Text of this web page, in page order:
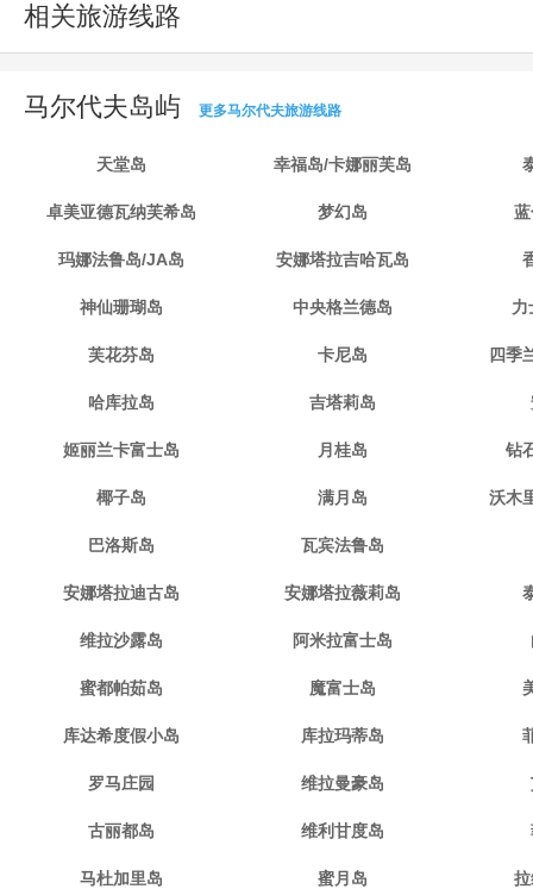
相关旅游线路
马尔代夫岛屿 更多马尔代夫旅游线路
天堂岛 幸福岛/卡娜丽芙岛
卓美亚德瓦纳芙希岛 梦幻岛
玛娜法鲁岛/JA岛 安娜塔拉吉哈瓦岛
神仙珊瑚岛 中央格兰德岛 力
芙花芬岛 卡尼岛 四季
哈库拉岛 吉塔莉岛
姬丽兰卡富士岛 月桂岛 钻
椰子岛 满月岛 沃木
巴洛斯岛 瓦宾法鲁岛
安娜塔拉迪古岛 安娜塔拉薇莉岛
维拉沙露岛 阿米拉富士岛
蜜都帕茹岛 魔富士岛
库达希度假小岛 库拉玛蒂岛
罗马庄园 维拉曼豪岛
古丽都岛 维利甘度岛
马杜加里岛 蜜月岛